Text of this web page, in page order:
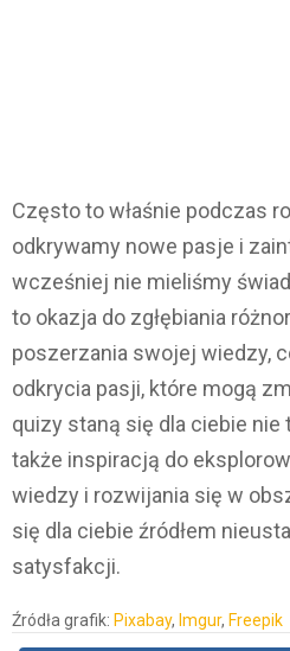
Często to właśnie podczas
odkrywamy nowe pasje i
wcześniej nie mieliśmy
to okazja do zgłębiania
poszerzania swojej wiedzy,
odkrycia pasji, które mogą
quizy staną się dla ciebie
także inspiracją do
wiedzy i rozwijania się w
się dla ciebie źródłem
satysfakcji.
Źródła grafik: Pixabay, Imgur, Freepik